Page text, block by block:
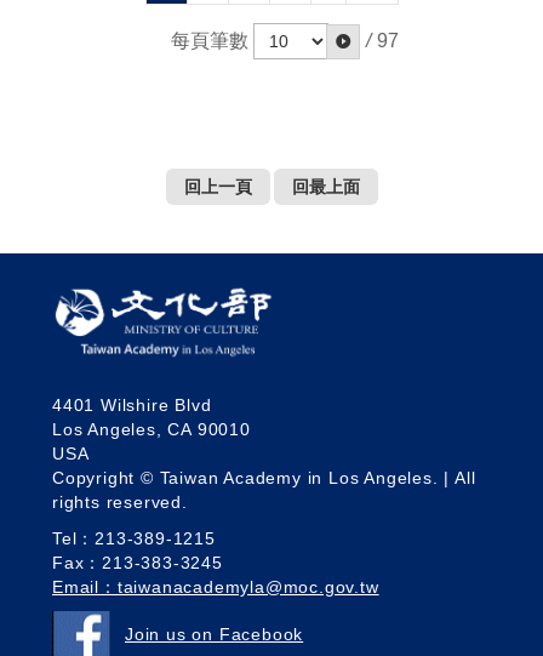
每頁筆數 / 97
回上一頁 回最上面
4401 Wilshire Blvd
Los Angeles, CA 90010
USA
Copyright © Taiwan Academy in Los Angeles. | All
rights reserved.
Tel：213-389-1215
Fax：213-383-3245
Email：taiwanacademyla@moc.gov.tw
Join us on Facebook